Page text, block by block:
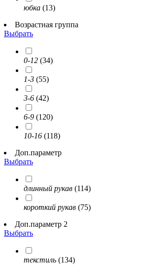
юбка (13)
Возрастная группа
Выбрать
0-12 (34)
1-3 (55)
3-6 (42)
6-9 (120)
10-16 (118)
Доп.параметр
Выбрать
длинный рукав (114)
короткий рукав (75)
Доп.параметр 2
Выбрать
текстиль (134)